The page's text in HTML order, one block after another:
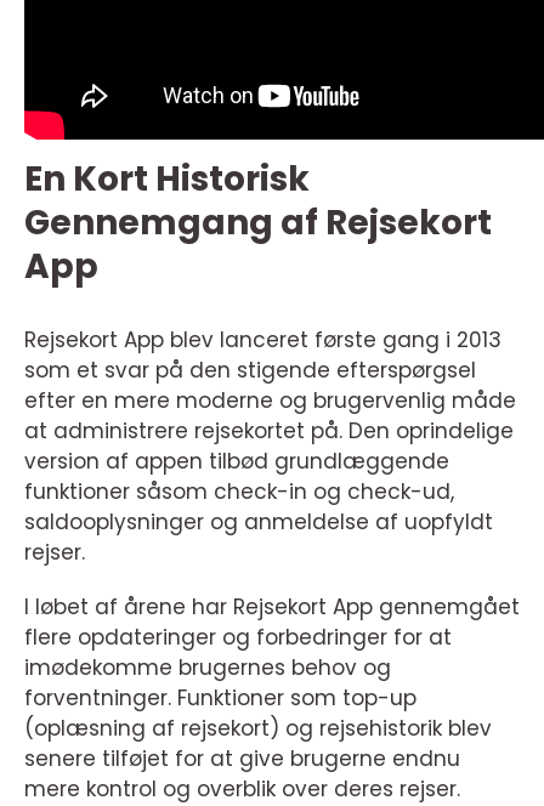
En Kort Historisk
Gennemgang af Rejsekort
App
Rejsekort App blev lanceret første gang i 2013
som et svar på den stigende efterspørgsel
efter en mere moderne og brugervenlig måde
at administrere rejsekortet på. Den oprindelige
version af appen tilbød grundlæggende
funktioner såsom check-in og check-ud,
saldooplysninger og anmeldelse af uopfyldt
rejser.
I løbet af årene har Rejsekort App gennemgået
flere opdateringer og forbedringer for at
imødekomme brugernes behov og
forventninger. Funktioner som top-up
(oplæsning af rejsekort) og rejsehistorik blev
senere tilføjet for at give brugerne endnu
mere kontrol og overblik over deres rejser.